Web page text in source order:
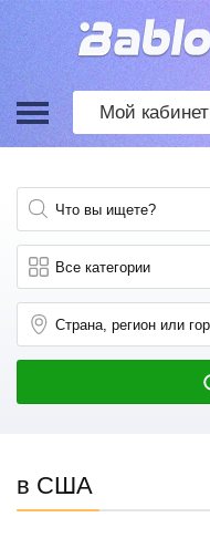
Мой кабинет
в США